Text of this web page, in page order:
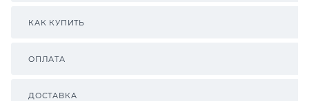
КАК КУПИТЬ
ОПЛАТА
ДОСТАВКА